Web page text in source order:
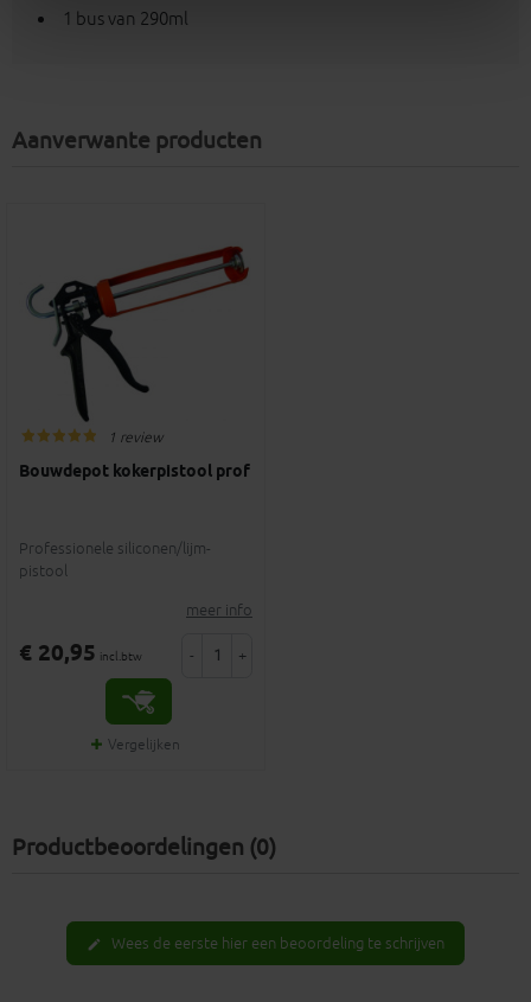
1 bus van 290ml
Aanverwante producten
1 review
Bouwdepot kokerpistool prof
Professionele siliconen/lijm-
pistool
meer info
€ 20,95 incl.btw - +
Vergelijken
Productbeoordelingen (0)
edit Wees de eerste hier een beoordeling te schrijven